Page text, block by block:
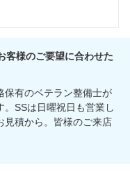
客様のご要望に合わせた
保有のベテラン整備士が
SSは日曜祝日も営業し
見積から。皆様のご来店